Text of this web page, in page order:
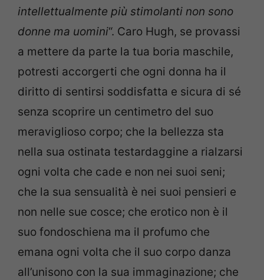
intellettualmente più stimolanti non sono
donne ma uomini“. Caro Hugh, se provassi
a mettere da parte la tua boria maschile,
potresti accorgerti che ogni donna ha il
diritto di sentirsi soddisfatta e sicura di sé
senza scoprire un centimetro del suo
meraviglioso corpo; che la bellezza sta
nella sua ostinata testardaggine a rialzarsi
ogni volta che cade e non nei suoi seni;
che la sua sensualità è nei suoi pensieri e
non nelle sue cosce; che erotico non è il
suo fondoschiena ma il profumo che
emana ogni volta che il suo corpo danza
all’unisono con la sua immaginazione; che